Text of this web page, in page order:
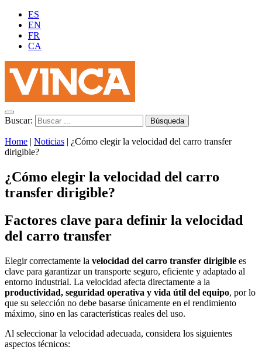
ES
EN
FR
CA
Buscar:
Home | Noticias | ¿Cómo elegir la velocidad del carro transfer
dirigible?
¿Cómo elegir la velocidad del carro
transfer dirigible?
Factores clave para definir la velocidad
del carro transfer
Elegir correctamente la velocidad del carro transfer dirigible es
clave para garantizar un transporte seguro, eficiente y adaptado al
entorno industrial. La velocidad afecta directamente a la
productividad, seguridad operativa y vida útil del equipo, por lo
que su selección no debe basarse únicamente en el rendimiento
máximo, sino en las características reales del uso.
Al seleccionar la velocidad adecuada, considera los siguientes
aspectos técnicos: